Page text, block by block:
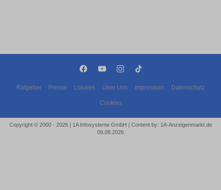
Ratgeber Presse Lokales Über Uns Impressum Datenschutz
Cookies
Copyright © 2000 - 2026 | 1A Infosysteme GmbH | Content by: 1A-Anzeigenmarkt.de
09.08.2026